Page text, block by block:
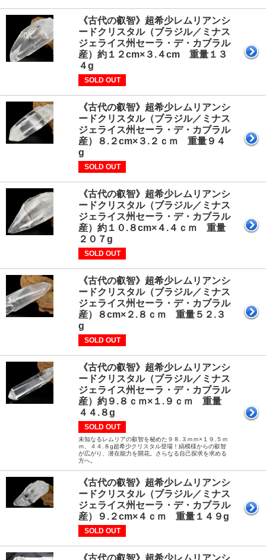
《古代の叡智》超希少レムリアンシ
ードクリスタル（ブラジル／ミナス
ジェライス州セーラ・デ・カブラル
産）約１２cm×３.４cm 重量１３
４g
SOLD OUT
《古代の叡智》超希少レムリアンシ
ードクリスタル（ブラジル／ミナス
ジェライス州セーラ・デ・カブラル
産）８.２cm×３.２ｃｍ 重量９４
g
SOLD OUT
《古代の叡智》超希少レムリアンシ
ードクリスタル（ブラジル／ミナス
ジェライス州セーラ・デ・カブラル
産）約１０.８cm×４.４ｃｍ 重量
２０７g
SOLD OUT
《古代の叡智》超希少レムリアンシ
ードクリスタル（ブラジル／ミナス
ジェライス州セーラ・デ・カブラル
産）８cm×２.８ｃｍ 重量５２.３
g
SOLD OUT
《古代の叡智》超希少レムリアンシ
ードクリスタル（ブラジル／ミナス
ジェライス州セーラ・デ・カブラル
産）約９.８ｃｍ×１.９ｃｍ 重量
４４.８g
SOLD OUT
未知なるレムリアの叡智を秘めた９８.３ｍｍ×１９.５ｍ
ｍ、４４.８g超希少クリスタル登場！縞模様からの叡智
が広がり、潜在能力を開花。さらなる自己探求を求める
方へ。
《古代の叡智》超希少レムリアンシ
ードクリスタル（ブラジル／ミナス
ジェライス州セーラ・デ・カブラル
産）９.２cm×４ｃｍ 重量１４９g
SOLD OUT
《古代の叡智》超希少レムリアンシ